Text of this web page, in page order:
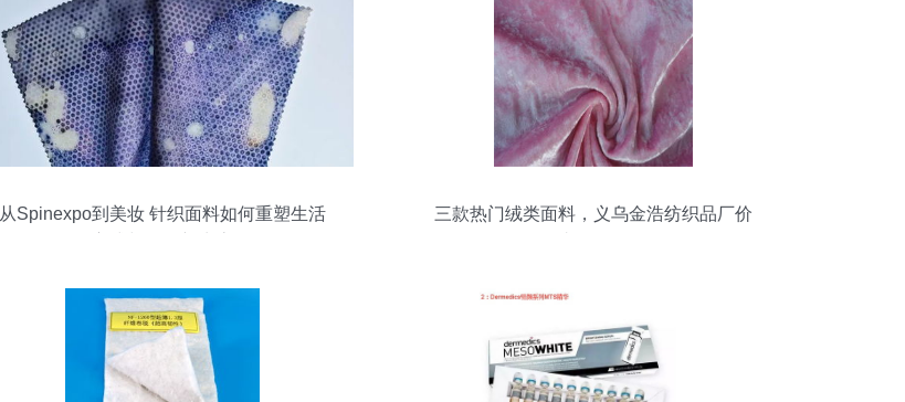
从Spinexpo到美妆 针织面料如何重塑生活
三款热门绒类面料，义乌金浩纺织品厂价